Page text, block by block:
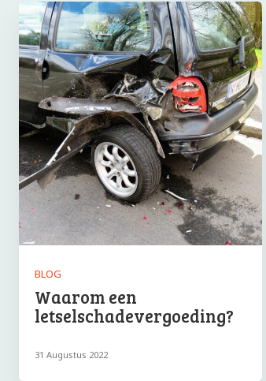
BLOG
Waarom een
letselschadevergoeding?
31 Augustus 2022